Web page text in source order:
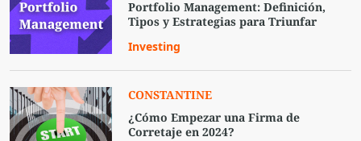
Portfolio Management: Definición,
Tipos y Estrategias para Triunfar
Investing
CONSTANTINE
¿Cómo Empezar una Firma de
Corretaje en 2024?